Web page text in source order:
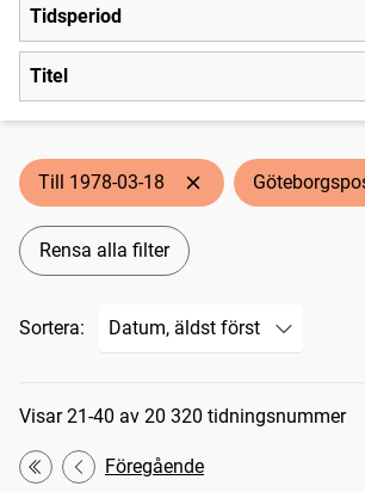
Tidsperiod
Titel
Till 1978-03-18
Rensa alla filter
Sortera:
Sökresultat
Visar 21-40 av 20 320 tidningsnummer
Första
Föregående